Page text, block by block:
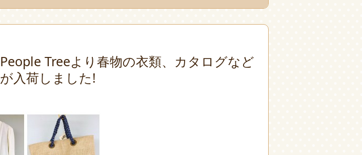
People Treeより春物の衣類、カタログなど
が入荷しました!